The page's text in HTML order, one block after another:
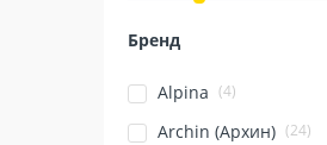
Бренд
Alpina (4)
Archin (Архин) (24)